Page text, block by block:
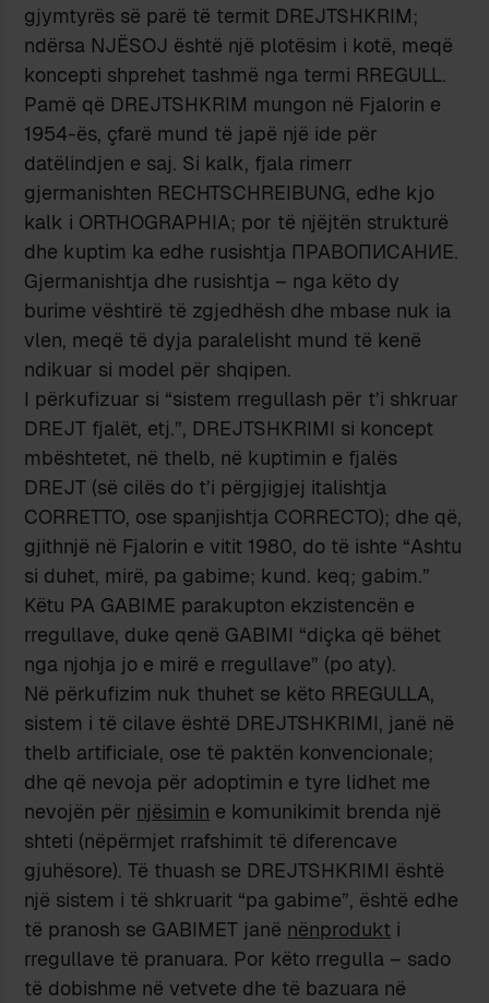
gjymtyrës së parë të termit DREJTSHKRIM;
ndërsa NJËSOJ është një plotësim i kotë, meqë
koncepti shprehet tashmë nga termi RREGULL.
Pamë që DREJTSHKRIM mungon në Fjalorin e
1954-ës, çfarë mund të japë një ide për
datëlindjen e saj. Si kalk, fjala rimerr
gjermanishten RECHTSCHREIBUNG, edhe kjo
kalk i ORTHOGRAPHIA; por të njëjtën strukturë
dhe kuptim ka edhe rusishtja ПРАВОПИСАНИЕ.
Gjermanishtja dhe rusishtja – nga këto dy
burime vështirë të zgjedhësh dhe mbase nuk ia
vlen, meqë të dyja paralelisht mund të kenë
ndikuar si model për shqipen.
I përkufizuar si “sistem rregullash për t’i shkruar
DREJT fjalët, etj.”, DREJTSHKRIMI si koncept
mbështetet, në thelb, në kuptimin e fjalës
DREJT (së cilës do t’i përgjigjej italishtja
CORRETTO, ose spanjishtja CORRECTO); dhe që,
gjithnjë në Fjalorin e vitit 1980, do të ishte “Ashtu
si duhet, mirë, pa gabime; kund. keq; gabim.”
Këtu PA GABIME parakupton ekzistencën e
rregullave, duke qenë GABIMI “diçka që bëhet
nga njohja jo e mirë e rregullave” (po aty).
Në përkufizim nuk thuhet se këto RREGULLA,
sistem i të cilave është DREJTSHKRIMI, janë në
thelb artificiale, ose të paktën konvencionale;
dhe që nevoja për adoptimin e tyre lidhet me
nevojën për njësimin e komunikimit brenda një
shteti (nëpërmjet rrafshimit të diferencave
gjuhësore). Të thuash se DREJTSHKRIMI është
një sistem i të shkruarit “pa gabime”, është edhe
të pranosh se GABIMET janë nënprodukt i
rregullave të pranuara. Por këto rregulla – sado
të dobishme në vetvete dhe të bazuara në